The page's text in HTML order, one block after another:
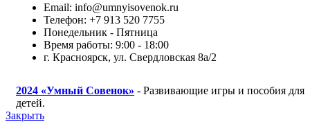
Email: info@umnyisovenok.ru
Телефон: +7 913 520 7755
Понедельник - Пятница
Время работы: 9:00 - 18:00
г. Красноярск, ул. Свердловская 8а/2
2024 «Умный Совенок» - Развивающие игры и пособия для
детей.
Закрыть